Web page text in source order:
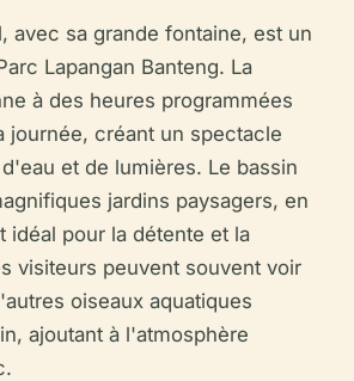
avec sa grande fontaine, est un
Lapangan Banteng. La
à des heures programmées
journée, créant un spectacle
et de lumières. Le bassin
jardins paysagers, en
idéal pour la détente et la
visiteurs peuvent souvent voir
oiseaux aquatiques
ajoutant à l'atmosphère